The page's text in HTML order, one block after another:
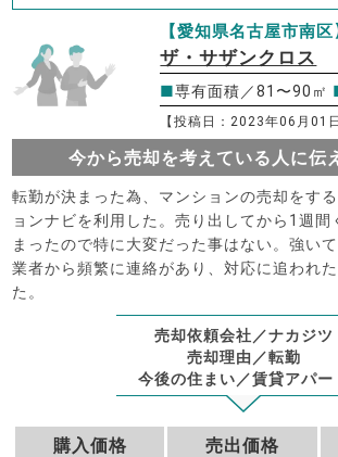
【愛知県名古屋市南区
ザ・サザンクロス
■専有面積／81〜90㎡
【投稿日：2023年06月01
今から売却を考えている人に伝
転勤が決まった為、マンションの売却をす
ョンナビを利用した。売り出してから1週間
まったので特に大変だった事はない。強い
業者から頻繁に連絡があり、対応に追われ
た。
売却依頼会社／ナカジツ
売却理由／転勤
今後の住まい／賃貸アパー
購入価格 売出価格